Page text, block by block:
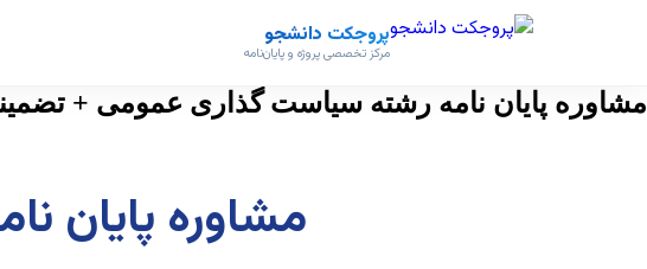
پروجکت دانشجو
مرکز تخصصی پروژه و پایان‌نامه
مشاوره پایان نامه رشته سیاست گذاری عمومی +
مشاوره پایان